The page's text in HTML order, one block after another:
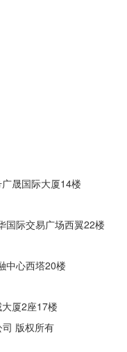
晟国际大厦14楼
国际交易广场西翼22楼
中心西塔20楼
厦2座17楼
版权所有